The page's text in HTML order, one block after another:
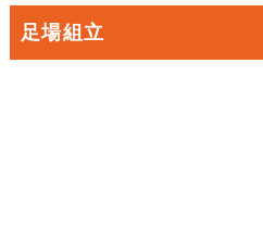
足場組立